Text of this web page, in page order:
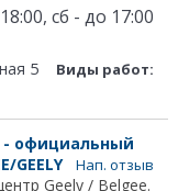
сб - до 17:00
5
Виды работ:
официальный
GEELY
Нап. отзыв
Geely / Belgee.